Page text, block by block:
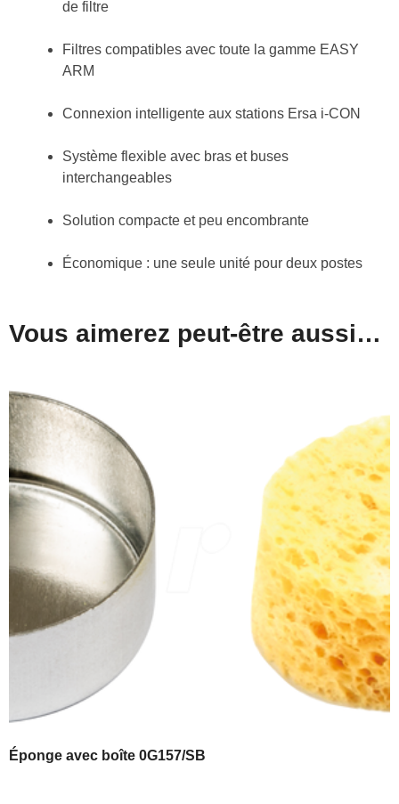
de filtre
Filtres compatibles avec toute la gamme EASY
ARM
Connexion intelligente aux stations Ersa i-CON
Système flexible avec bras et buses
interchangeables
Solution compacte et peu encombrante
Économique : une seule unité pour deux postes
Vous aimerez peut-être aussi…
Éponge avec boîte 0G157/SB